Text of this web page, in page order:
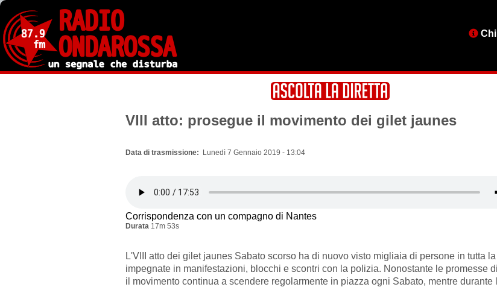
Salta
contenuto
principale
Menu
VIII atto: prosegue il movimento dei gilet jaunes
Data di trasmissione Lunedì 7 Gennaio 2019 - 13:04
Corrispondenza con un compagno di Nantes
Durata 17m 53s
L'VIII atto dei gilet jaunes Sabato scorso ha di nuovo visto migliaia di persone in tutta
impegnate in manifestazioni, blocchi e scontri con la polizia. Nonostante le promesse
il movimento continua a scendere regolarmente in piazza ogni Sabato, mentre durante